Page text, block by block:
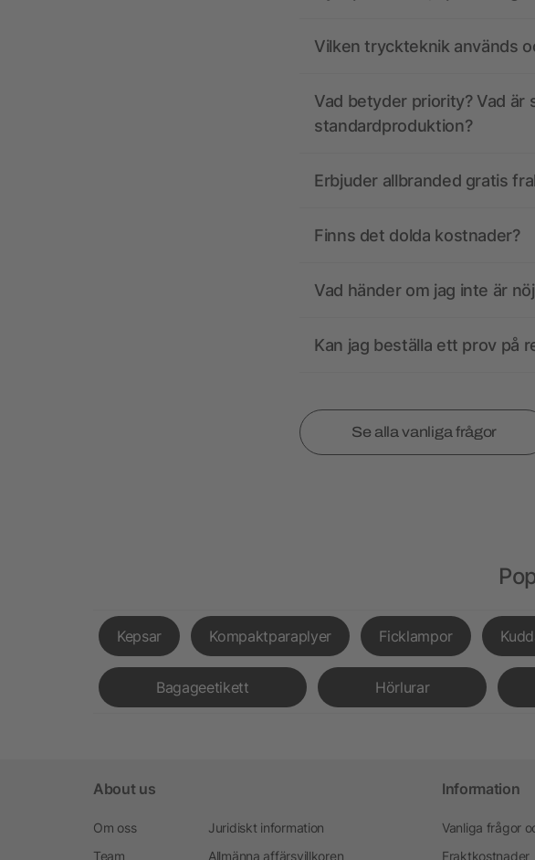
Vilken tryckteknik används
Vad betyder priority? Vad är
standardproduktion?
Erbjuder allbranded gratis
Finns det dolda kostnader?
Vad händer om jag inte är
Kan jag beställa ett prov på
Se alla vanliga frågor
Kepsar Kompaktparaplyer Ficklampor
Bagageetikett Hörlurar
About us
Om oss
Team
Juridiskt information
Allmänna affärsvillkoren
Information
Vanliga frågor
Fraktkostnader